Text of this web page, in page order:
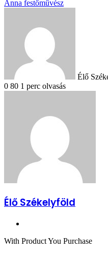
Anna festőművész
Élő
0 80 1 perc olvasás
Élő Székelyföld
With Product You Purchase